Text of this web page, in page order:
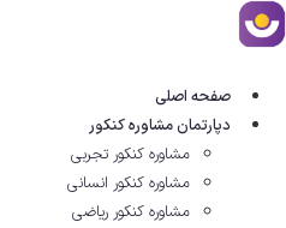
پرش
به
صفحه اصلی
دپارتمان مشاوره کنکور
مشاوره کنکور تجربی
مشاوره کنکور انسانی
مشاوره کنکور ریاضی